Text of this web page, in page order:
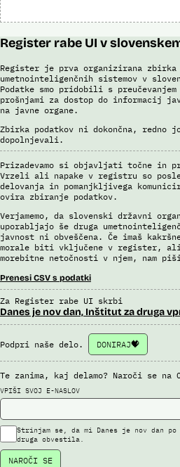
Spletno mesto podjetja Neurotechnology,
Odgovor na zahtevo za dostop do
Dokument Povabilo k oddaji ponudbe
Dokument Obvestilo o oddaji naročila
Register rabe UI v
Register je prva organizirana zbirka
umetnointeligenčnih sistemov v
Podatke smo pridobili s
prošnjami za dostop do informacij
na javne organe.
Zbirka podatkov ni dokončna, redno
dopolnjevali.
Prizadevamo si objavljati točne in
Vrzeli ali napake v registru so
delovanja in pomanjkljivega
ovira zbiranje podatkov.
Verjamemo, da slovenski državni
uporabljajo še druga
javnost ni obveščena. Če imaš
morale biti vključene v register, ali
morebitne netočnosti v njem, nam
Prenesi CSV s podatki
Za Register rabe UI skrbi
Danes je nov dan, Inštitut za druga
Podpri naše delo. DONIRAJ
Te zanima, kaj delamo? Naroči se na
VPIŠI SVOJ E-NASLOV
Strinjam se, da mi Danes je nov dan
druga obvestila.
NAROČI SE